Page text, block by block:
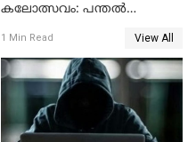
കലോത്സവം: പന്തൽ
1 Min Read View All